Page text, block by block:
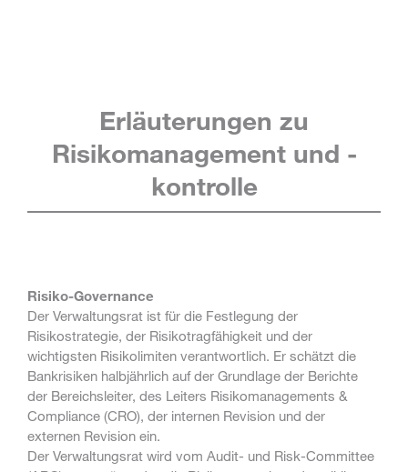
Erläuterungen zu
Risikomanagement und -
kontrolle
Risiko-Governance
Der Verwaltungsrat ist für die Festlegung der
Risikostrategie, der Risikotragfähigkeit und der
wichtigsten Risikolimiten verantwortlich. Er schätzt die
Bankrisiken halbjährlich auf der Grundlage der Berichte
der Bereichsleiter, des Leiters Risikomanagements &
Compliance (CRO), der internen Revision und der
externen Revision ein.
Der Verwaltungsrat wird vom Audit- und Risk-Committee